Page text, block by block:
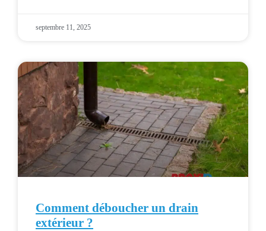
septembre 11, 2025
Comment déboucher un drain
extérieur ?